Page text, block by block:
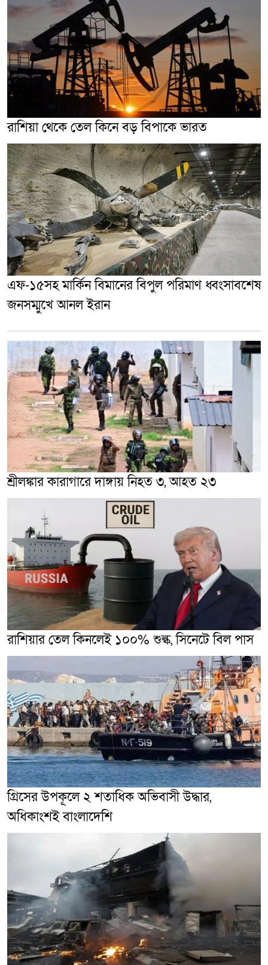
রাশিয়া থেকে তেল কিনে বড় বিপাকে ভারত
এফ-১৫সহ মার্কিন বিমানের বিপুল পরিমাণ ধ্বংসাবশেষ
জনসম্মুখে আনল ইরান
শ্রীলঙ্কার কারাগারে দাঙ্গায় নিহত ৩, আহত ২৩
রাশিয়ার তেল কিনলেই ১০০% শুল্ক, সিনেটে বিল পাস
গ্রিসের উপকূলে ২ শতাধিক অভিবাসী উদ্ধার,
অধিকাংশই বাংলাদেশি